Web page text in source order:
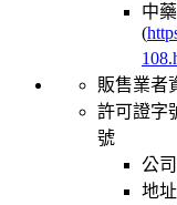
中
(
販售業者
許可證字
號
公
地